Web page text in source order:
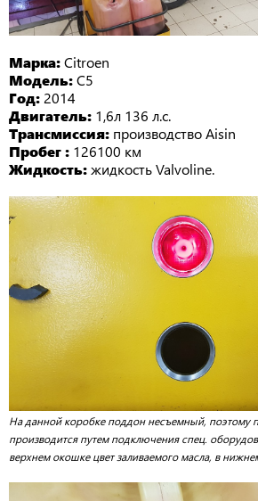
Марка:Citroen
Модель:C5
Год: 2014
Двигатель: 1,6л 136 л.с.
Трансмиссия: производство Aisin
Пробег : 126100 км
Жидкость:жидкость Valvoline.
На данной коробке поддон несъемный, поэтому
производится путем подключения спец.
верхнем окошке цвет заливаемого масла, в